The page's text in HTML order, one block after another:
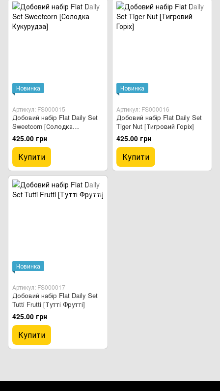
Новинка
Артикул: FS000015
Добовий набір Flat Daily Set
Sweetcorn [Солодка
Кукурудза]
425.00 грн
Купити
Новинка
Артикул: FS000016
Добовий набір Flat Daily Set
Tiger Nut [Тигровий Горіх]
425.00 грн
Купити
Новинка
Артикул: FS000017
Добовий набір Flat Daily Set
Tutti Frutti [Тутті Фрутті]
425.00 грн
Купити